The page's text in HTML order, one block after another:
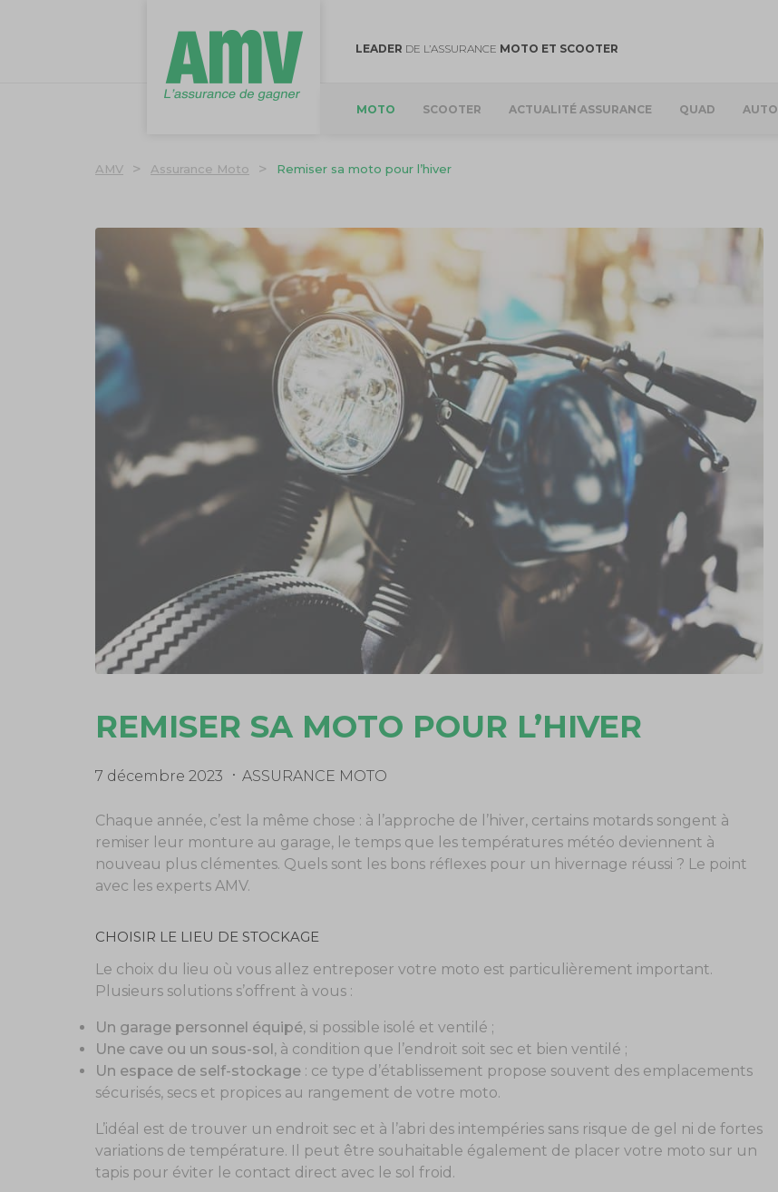
LEADER DE L’ASSURANCE MOTO ET SCOOTER
MOTO SCOOTER ACTUALITÉ ASSURANCE QUAD AUTO
AMV > Assurance Moto > Remiser sa moto pour l’hiver
REMISER SA MOTO POUR L’HIVER
7 décembre 2023 ASSURANCE MOTO
Chaque année, c’est la même chose : à l’approche de l’hiver, certains motards songent à
remiser leur monture au garage, le temps que les températures météo deviennent à
nouveau plus clémentes. Quels sont les bons réflexes pour un hivernage réussi ? Le point
avec les experts AMV.
CHOISIR LE LIEU DE STOCKAGE
Le choix du lieu où vous allez entreposer votre moto est particulièrement important.
Plusieurs solutions s’offrent à vous :
Un garage personnel équipé, si possible isolé et ventilé ;
Une cave ou un sous-sol, à condition que l’endroit soit sec et bien ventilé ;
Un espace de self-stockage: ce type d’établissement propose souvent des emplacements
sécurisés, secs et propices au rangement de votre moto.
L’idéal est de trouver un endroit sec et à l’abri des intempéries sans risque de gel ni de fortes
variations de température. Il peut être souhaitable également de placer votre moto sur un
tapis pour éviter le contact direct avec le sol froid.